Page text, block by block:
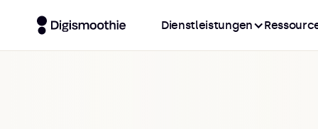
Dienstleistungen